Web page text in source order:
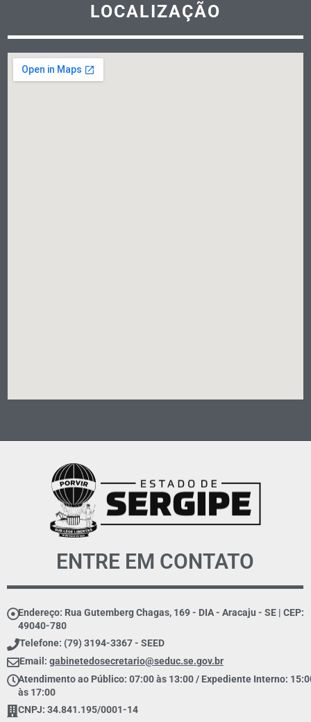
LOCALIZAÇÃO
ENTRE EM CONTATO
Endereço: Rua Gutemberg Chagas, 169 - DIA - Aracaju - SE | CEP:
49040-780
Telefone: (79) 3194-3367 - SEED
Email: gabinetedosecretario@seduc.se.gov.br
Atendimento ao Público: 07:00 às 13:00 / Expediente Interno:
às 17:00
CNPJ: 34.841.195/0001-14